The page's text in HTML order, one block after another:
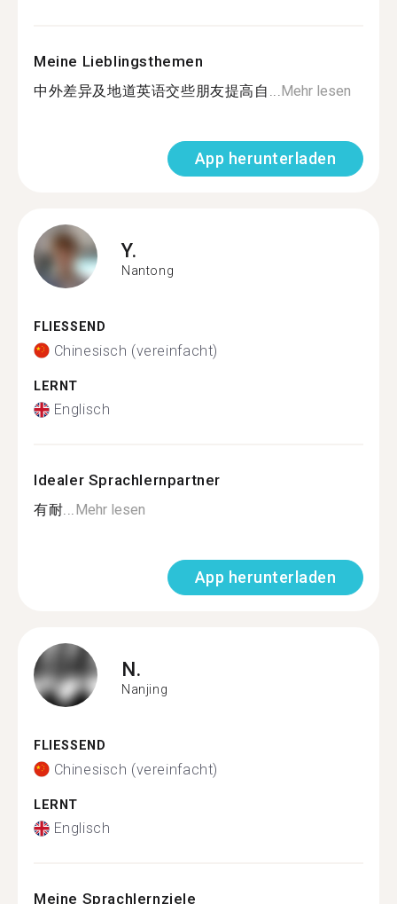
Meine Lieblingsthemen
中外差异及地道英语交些朋友提高自...Mehr lesen
App herunterladen
Y.
Nantong
FLIESSEND
Chinesisch (vereinfacht)
LERNT
Englisch
Idealer Sprachlernpartner
有耐...Mehr lesen
App herunterladen
N.
Nanjing
FLIESSEND
Chinesisch (vereinfacht)
LERNT
Englisch
Meine Sprachlernziele